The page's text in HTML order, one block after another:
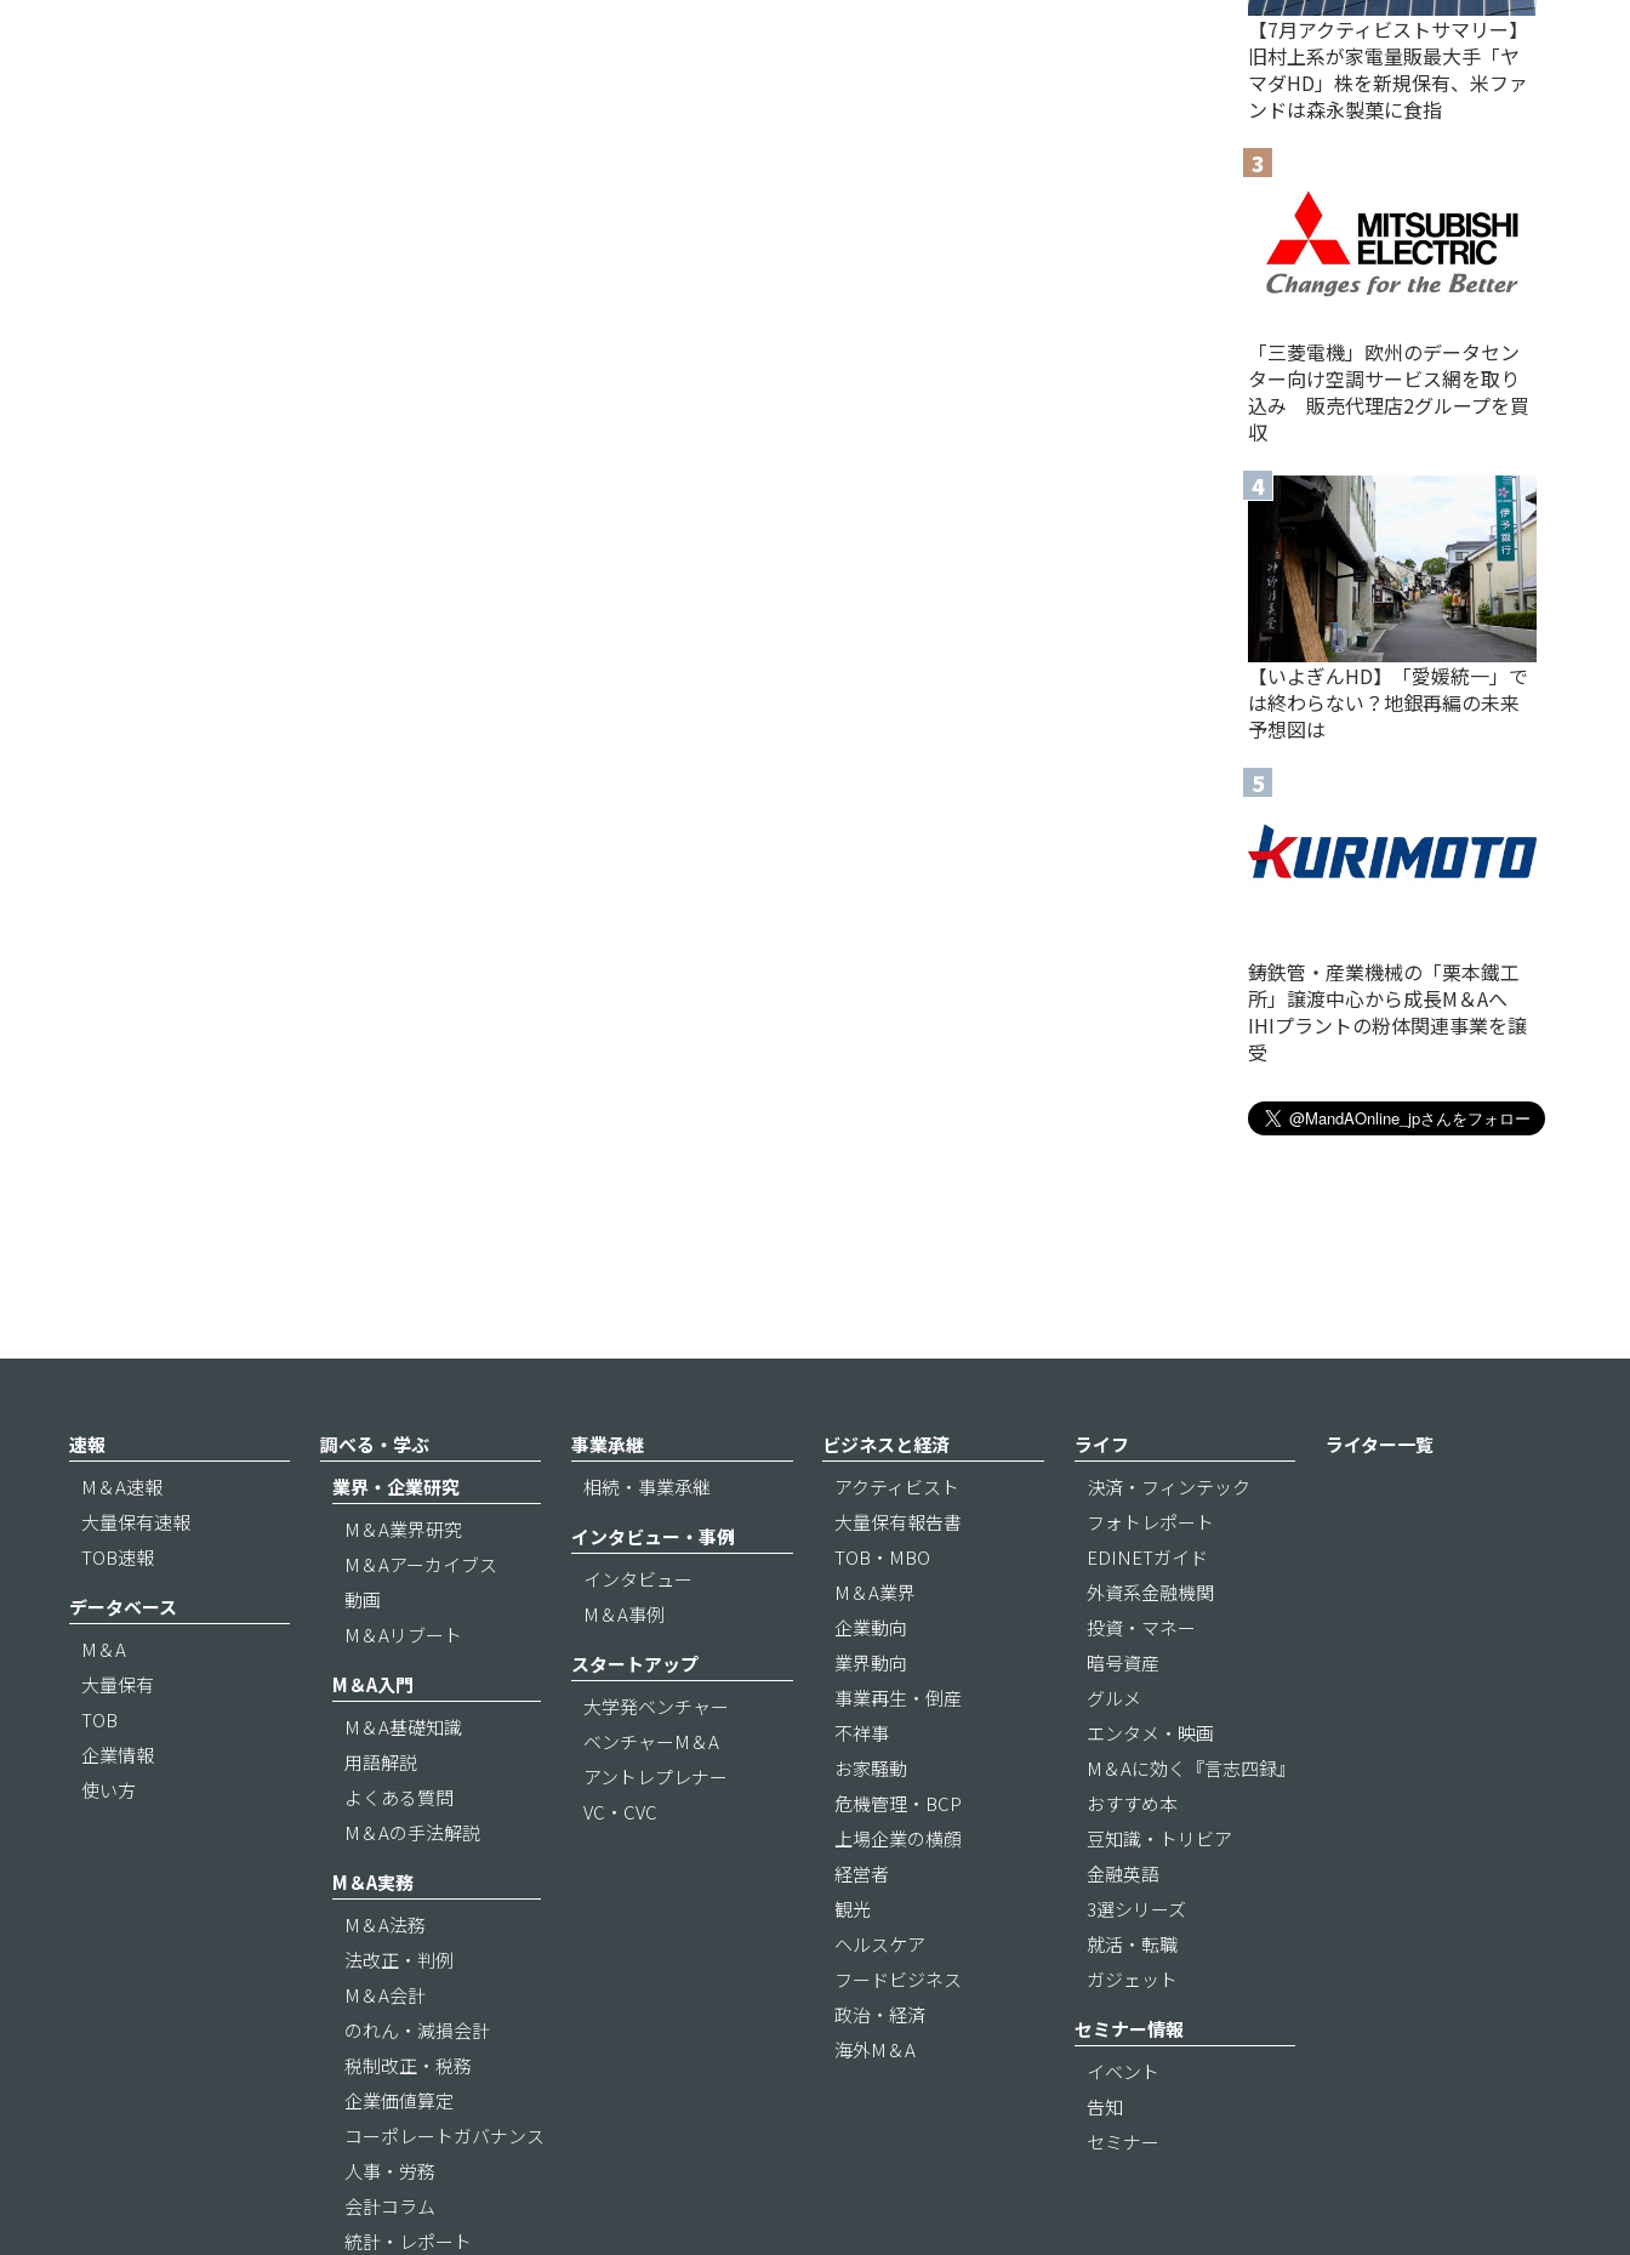
【7月アクティビストサマリー】
旧村上系が家電量販最大手「ヤ
マダHD」株を新規保有、米ファ
ンドは森永製菓に食指
「三菱電機」欧州のデータセン
ター向け空調サービス網を取り
込み 販売代理店2グループを買
収
【いよぎんHD】「愛媛統一」で
は終わらない？地銀再編の未来
予想図は
鋳鉄管・産業機械の「栗本鐵工
所」譲渡中心から成長M＆Aへ
IHIプラントの粉体関連事業を譲
受
速報
M＆A速報
大量保有速報
TOB速報
データベース
M＆A
大量保有
TOB
企業情報
使い方
調べる・学ぶ
業界・企業研究
M＆A業界研究
M＆Aアーカイブス
動画
M＆Aリブート
M＆A入門
M＆A基礎知識
用語解説
よくある質問
M＆Aの手法解説
M＆A実務
M＆A法務
法改正・判例
M＆A会計
のれん・減損会計
税制改正・税務
企業価値算定
コーポレートガバナンス
人事・労務
会計コラム
統計・レポート
事業承継
相続・事業承継
インタビュー・事例
インタビュー
M＆A事例
スタートアップ
大学発ベンチャー
ベンチャーM＆A
アントレプレナー
VC・CVC
ビジネスと経済
アクティビスト
大量保有報告書
TOB・MBO
M＆A業界
企業動向
業界動向
事業再生・倒産
不祥事
お家騒動
危機管理・BCP
上場企業の横顔
経営者
観光
ヘルスケア
フードビジネス
政治・経済
海外M＆A
ライフ
決済・フィンテック
フォトレポート
EDINETガイド
外資系金融機関
投資・マネー
暗号資産
グルメ
エンタメ・映画
M＆Aに効く『言志四録』
おすすめ本
豆知識・トリビア
金融英語
3選シリーズ
就活・転職
ガジェット
セミナー情報
イベント
告知
セミナー
ライター一覧